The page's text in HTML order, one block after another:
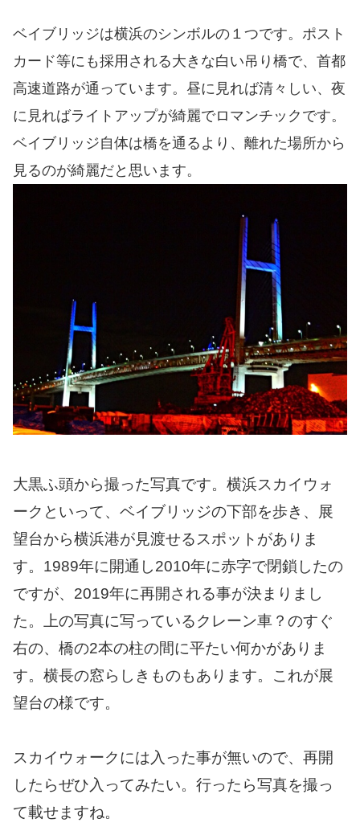
ベイブリッジは横浜のシンボルの１つです。ポスト
カード等にも採用される大きな白い吊り橋で、首都
高速道路が通っています。昼に見れば清々しい、夜
に見ればライトアップが綺麗でロマンチックです。
ベイブリッジ自体は橋を通るより、離れた場所から
見るのが綺麗だと思います。
大黒ふ頭から撮った写真です。横浜スカイウォ
ークといって、ベイブリッジの下部を歩き、展
望台から横浜港が見渡せるスポットがありま
す。1989年に開通し2010年に赤字で閉鎖したの
ですが、2019年に再開される事が決まりまし
た。上の写真に写っているクレーン車？のすぐ
右の、橋の2本の柱の間に平たい何かがありま
す。横長の窓らしきものもあります。これが展
望台の様です。
スカイウォークには入った事が無いので、再開
したらぜひ入ってみたい。行ったら写真を撮っ
て載せますね。